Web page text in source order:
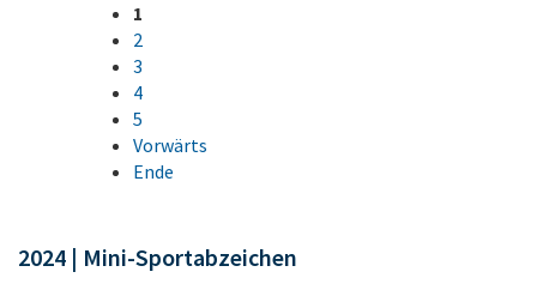
1
2
3
4
5
Vorwärts
Ende
2024 | Mini-Sportabzeichen